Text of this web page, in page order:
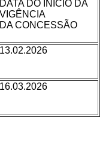
DATA DO INÍCIO DA
VIGÊNCIA
DA CONCESSÃO
13.02.2026
16.03.2026